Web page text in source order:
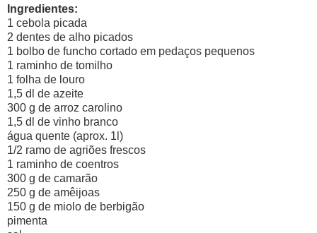
Ingredientes:
1 cebola picada
2 dentes de alho picados
1 bolbo de funcho cortado em pedaços pequenos
1 raminho de tomilho
1 folha de louro
1,5 dl de azeite
300 g de arroz carolino
1,5 dl de vinho branco
água quente (aprox. 1l)
1/2 ramo de agriões frescos
1 raminho de coentros
300 g de camarão
250 g de amêijoas
150 g de miolo de berbigão
pimenta